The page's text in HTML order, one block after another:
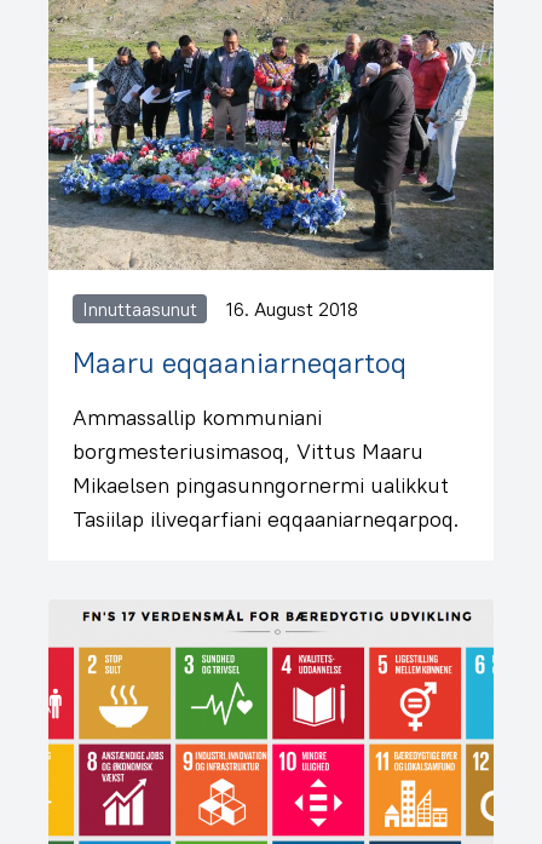
Innuttaasunut 16. August 2018
Maaru eqqaaniarneqartoq
Ammassallip kommuniani
borgmesteriusimasoq, Vittus Maaru
Mikaelsen pingasunngornermi ualikkut
Tasiilap iliveqarfiani eqqaaniarneqarpoq.